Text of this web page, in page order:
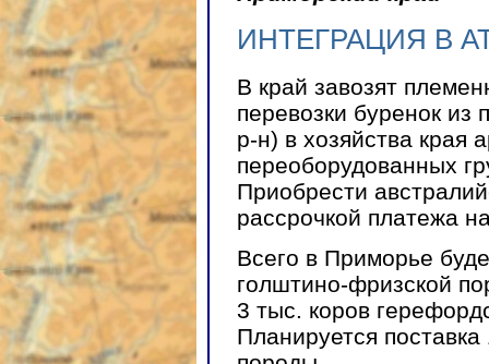
ИНТЕГРАЦИЯ В
В край завозят
перевозки буренок из
р-н) в хозяйства края
переоборудованных
Приобрести
рассрочкой платежа
Всего в Приморье
голштино-фризской
3 тыс. коров
Планируется